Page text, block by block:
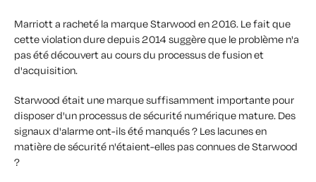
Marriott a racheté la marque Starwood en 2016. Le fait que
cette violation dure depuis 2014 suggère que le problème n'a
pas été découvert au cours du processus de fusion et
d'acquisition.
Starwood était une marque suffisamment importante pour
disposer d'un processus de sécurité numérique mature. Des
signaux d'alarme ont-ils été manqués ? Les lacunes en
matière de sécurité n'étaient-elles pas connues de Starwood
?